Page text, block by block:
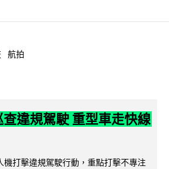
航拍
違規駕駛 重型車走快線
機打擊違規駕駛行動，重點打擊不專注